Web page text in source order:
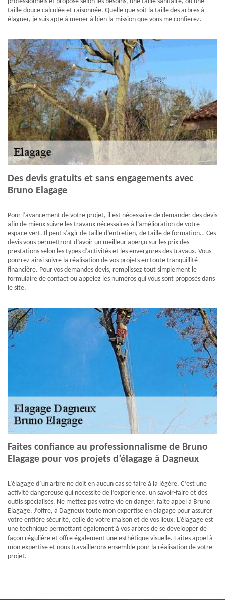
taille douce calculée et raisonnée. Quelle que soit la taille des arbres à
élaguer, je suis apte à mener à bien la mission que vous me confierez.
Des devis gratuits et sans engagements avec
Bruno Elagage
Pour l’avancement de votre projet, il est nécessaire de demander des devis
afin de mieux suivre les travaux nécessaires à l’amélioration de votre
espace vert. Il peut s’agir de taille d’entretien, de taille de formation… Ces
devis vous permettront d’avoir un meilleur aperçu sur les prix des
prestations selon les types d’activités et les envergures des travaux. Vous
pourrez ainsi suivre la réalisation de vos projets en toute tranquillité
financière. Pour vos demandes devis, remplissez tout simplement le
formulaire de contact ou appelez les numéros qui vous sont proposés dans
le site.
Faites confiance au professionnalisme de Bruno
Elagage pour vos projets d’élagage à Dagneux
L’élagage d’un arbre ne doit en aucun cas se faire à la légère. C’est une
activité dangereuse qui nécessite de l’expérience, un savoir-faire et des
outils spécialisés. Ne mettez pas votre vie en danger, faite appel à Bruno
Elagage. J’offre, à Dagneux toute mon expertise en élagage pour assurer
votre entière sécurité, celle de votre maison et de vos lieux. L’élagage est
une technique permettant également à vos arbres de se développer de
façon régulière et offre également une esthétique visuelle. Faites appel à
mon expertise et nous travaillerons ensemble pour la réalisation de votre
projet.